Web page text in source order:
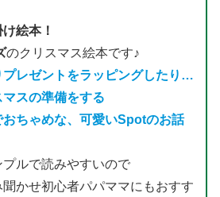
絵本！
のクリスマス絵本です♪
プレゼントをラッピングしたり…
スの準備をする
ちゃめな、可愛いSpotのお話
ルで読みやすいので
かせ初心者パパママにもおすす